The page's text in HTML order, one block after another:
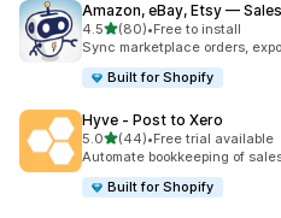
Amazon, eBay, Etsy —
4.5เต็ม 5 ดาว
(80)
ทั้งหมด 80 รีวิว
•Free to install
Sync marketplace orders,
Built for Shopify
Hyve ‑ Post to Xero
5.0เต็ม 5 ดาว
(44)
ทั้งหมด 44 รีวิว
•Free trial available
Automate bookkeeping of
Built for Shopify